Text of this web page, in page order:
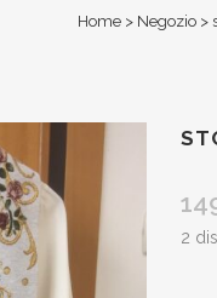
Home> Negozio>
2